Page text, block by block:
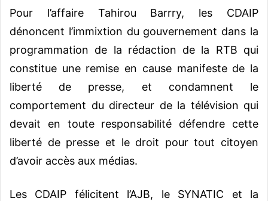
Pour l’affaire Tahirou Barrry, les CDAIP
dénoncent l’immixtion du gouvernement dans la
programmation de la rédaction de la RTB qui
constitue une remise en cause manifeste de la
liberté de presse, et condamnent le
comportement du directeur de la télévision qui
devait en toute responsabilité défendre cette
liberté de presse et le droit pour tout citoyen
d’avoir accès aux médias.
Les CDAIP félicitent l’AJB, le SYNATIC et la